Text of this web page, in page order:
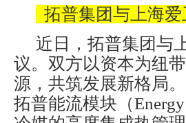
拓普集团与上海
近日，拓普集团与
议。双方以资本为纽
源，共筑发展新格局
拓普能流模块（